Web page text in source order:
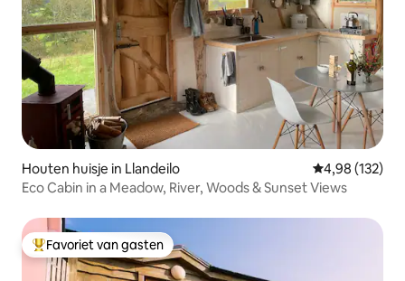
Houten huisje in Llandeilo Gemiddelde
4,98 (132)
Eco Cabin in a Meadow, River, Woods & Sunset Views
Topfavoriet van gasten
Favoriet van gasten